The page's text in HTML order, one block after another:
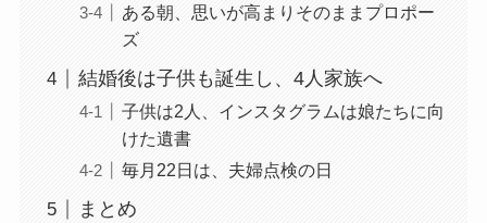
ある朝、思いが高まりそのままプロポー
ズ
結婚後は子供も誕生し、4人家族へ
子供は2人、インスタグラムは娘たちに向
けた遺書
毎月22日は、夫婦点検の日
まとめ